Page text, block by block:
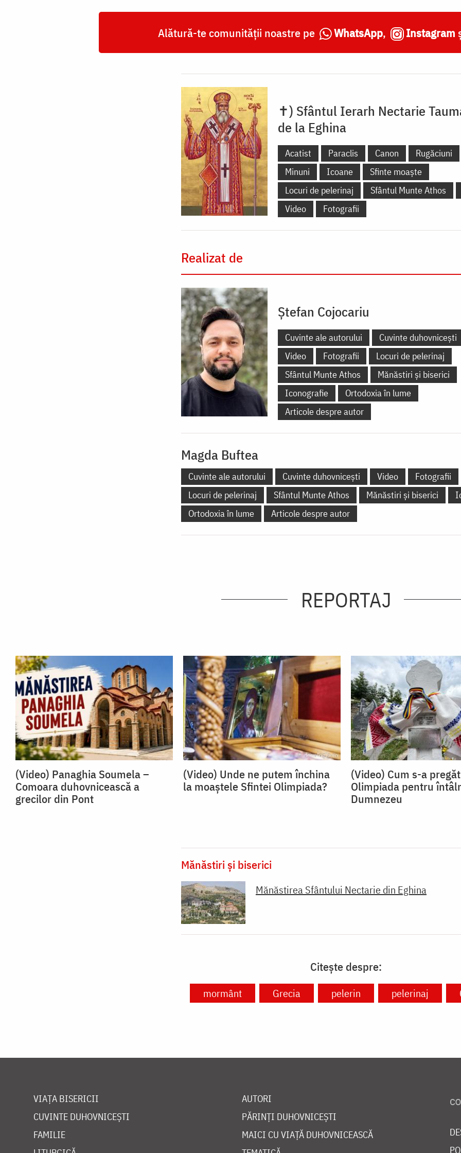
Alătură-te comunității noastre pe WhatsApp, Instagram
✝) Sfântul Ierarh Nectarie
de la Eghina
Acatist Paraclis Canon Rugăciuni
Minuni
Icoane
Sfinte moaște
Locuri de pelerinaj
Sfântul Munte Athos
Video
Fotografii
Realizat de
Ștefan Cojocariu
Cuvinte ale autorului Cuvinte duhovnicești
Video
Fotografii
Locuri de pelerinaj
Sfântul Munte Athos
Mănăstiri și biserici
Iconografie
Ortodoxia în lume
Articole despre autor
Magda Buftea
Cuvinte ale autorului Cuvinte duhovnicești Video
Fotografii
Locuri de pelerinaj
Sfântul Munte Athos Mănăstiri și biserici
Ortodoxia în lume
Articole despre autor
REPORTAJ
(Video) Panaghia Soumela –
Comoara duhovnicească a
grecilor din Pont
(Video) Unde ne putem închina
la moaștele Sfintei Olimpiada?
(Video) Cum s-a
Olimpiada pentru
Dumnezeu
Mănăstiri și biserici
Mănăstirea Sfântului Nectarie din Eghina
Citește despre:
mormânt Grecia pelerin pelerinaj
VIAȚA BISERICII
CUVINTE DUHOVNICEȘTI
FAMILIE
AUTORI
PĂRINȚI DUHOVNICEȘTI
MAICI CU VIAȚĂ DUHOVNICEASCĂ